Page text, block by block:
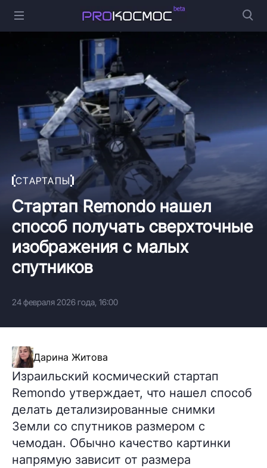
СТАРТАПЫ
Стартап Remondo нашел
способ получать сверхточные
изображения с малых
спутников
24 февраля 2026 года, 16:00
Дарина Житова
Израильский космический стартап
Remondo утверждает, что нашел способ
делать детализированные снимки
Земли со спутников размером с
чемодан. Обычно качество картинки
напрямую зависит от размера